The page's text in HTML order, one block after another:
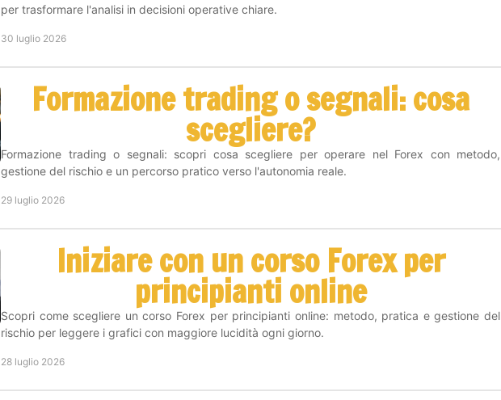
per trasformare l'analisi in decisioni operative chiare.
30 luglio 2026
Formazione trading o segnali: cosa
scegliere?
Formazione trading o segnali: scopri cosa scegliere per operare nel Forex con metodo,
gestione del rischio e un percorso pratico verso l'autonomia reale.
29 luglio 2026
Iniziare con un corso Forex per
principianti online
Scopri come scegliere un corso Forex per principianti online: metodo, pratica e gestione del
rischio per leggere i grafici con maggiore lucidità ogni giorno.
28 luglio 2026